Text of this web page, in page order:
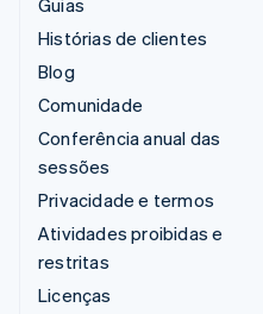
Histórias de clientes
Blog
Comunidade
Conferência anual das
sessões
Privacidade e termos
Atividades proibidas e
restritas
Licenças